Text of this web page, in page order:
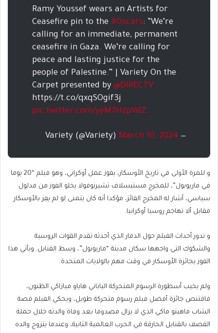
Ramy Youssef wears an Artists for
Ceasefire pin to the #Oscars: “We’re
calling for an immediate, permanent
ceasefire in Gaza. We’re calling for
peace and lasting justice for the
people of Palestine.” | Variety On the
Carpet presented by @DIRECTV
https://t.co/qxqSOgif3j
pic.twitter.com/yyM7HzpVdZ
— Variety (@Variety)
March 10, 2024
و للمرة الأولى في تاريخ الأوسكار، يفوز عمل أوكراني، وهو فيلم “20 يوما
في ماريوبول”، للمخرج مستيسلاف تشيرنوفولا يخلو الفوز من مدلول
سياسي، أشار له المخرج الفائز، مؤكدا أنه كان يتمنى لو لم يفز بالأوسكار
مقابل ألا تهاجم روسيا أوكرانيا.
و تدور أحداث الفيلم حول الدمار الذي أحدثه تقدم القوات الروسية
والشكوك التي واجهها سكان مدينة “ماريوبول”، وسط القنابل. ويأتي هذا
الفوز بجائزة الأوسكار في وقت مهم بالولايات المتحدة.
ولم يخيب أسطورة الرسوم المتحركة الياباني هاياو ميازاكي الظنون،
فاقتنص جائزة أفضل فيلم رسوم متحركة طويل، ويحكي الفيلم قصة
الشاب ماهيتو ماكي الذي لا يزال مصدوما بعد وفاة والدته خلال حملة
القصف بالقنابل الحارقة في الحرب العالمية الثانية، وعندما يتزوج والده